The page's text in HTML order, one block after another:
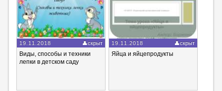
19.11.2018 скрыт
Виды, способы и техники
лепки в детском саду
19.11.2018 скрыт
Яйца и яйцепродукты